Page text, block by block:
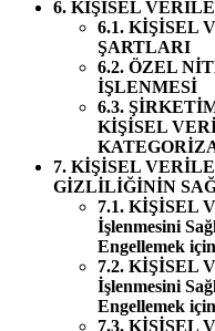
6. KİŞİSEL
6.1. KİŞİSEL
ŞARTLARI
6.2. ÖZEL
İŞLENMESİ
6.3.
KİŞİSEL
7. KİŞİSEL
GİZLİLİĞİNİN
7.1. KİŞİSEL
İşlenmesini
Engellemek
7.2. KİŞİSEL
İşlenmesini
Engellemek
7.3. KİŞİSEL